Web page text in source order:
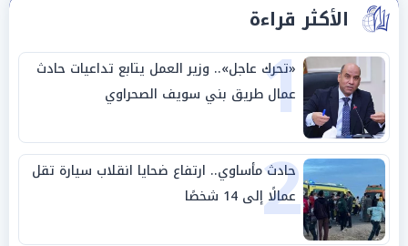
الأكثر قراءة
1
«تحرك عاجل».. وزير العمل يتابع تداعيات حادث
عمال طريق بني سويف الصحراوي
2
حادث مأساوي.. ارتفاع ضحايا انقلاب سيارة تقل
عمالًا إلى 14 شخصًا